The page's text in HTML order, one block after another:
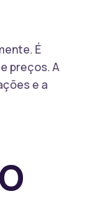
É
preços. A
e a